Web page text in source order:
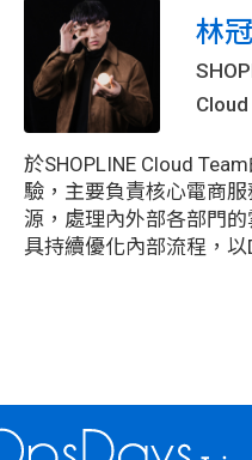
林
於SHOPLINE Cloud
驗，主要負責核心電商
源，處理內外部各部門
具持續優化內部流程，以